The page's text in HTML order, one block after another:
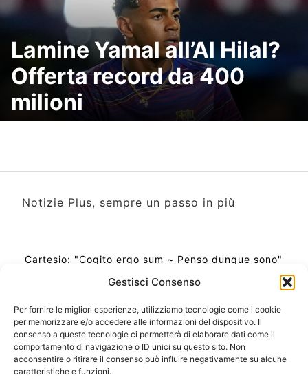
Gestisci Consenso
Per fornire le migliori esperienze, utilizziamo tecnologie come i cookie
per memorizzare e/o accedere alle informazioni del dispositivo. Il
consenso a queste tecnologie ci permetterà di elaborare dati come il
comportamento di navigazione o ID unici su questo sito. Non
acconsentire o ritirare il consenso può influire negativamente su alcune
caratteristiche e funzioni.
Lamine Yamal all’Al Hilal?
Offerta record da 400
milioni
Notizie Plus, sempre un passo in più
Cartesio: "Cogito ergo sum ~ Penso dunque sono"
Ora Esatta in Italia in questo momento
Ti Senti Strano Ultimamente? Potrebbe Essere per
la Risonanza di Schumann
Come Sapere Se Stai Ascendendo alla Quinta